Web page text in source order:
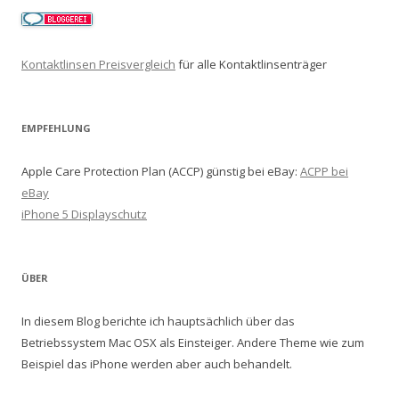
Kontaktlinsen Preisvergleich für alle Kontaktlinsenträger
EMPFEHLUNG
Apple Care Protection Plan (ACCP) günstig bei eBay: ACPP bei
eBay
iPhone 5 Displayschutz
ÜBER
In diesem Blog berichte ich hauptsächlich über das
Betriebssystem Mac OSX als Einsteiger. Andere Theme wie zum
Beispiel das iPhone werden aber auch behandelt.